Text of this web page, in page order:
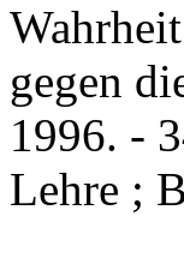
gegen
1996. -
Lehre ;